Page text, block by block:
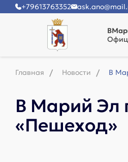
+79613763352
Главная Новости В
В Марий Эл
«Пешеход»